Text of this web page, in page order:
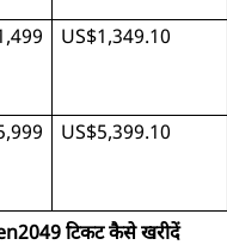
US$1,349.10
US$5,399.10
टिकट कैसे खरीदें